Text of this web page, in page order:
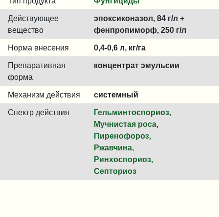
Действующее
вещество
эпоксиконазол, 84 г/л +
фенпропиморф, 250 г/л
Норма внесения 0,4-0,6 л, кг/га
Препаративная
форма
концентрат эмульсии
Механизм действия системный
Спектр действия
Гельминтоспориоз,
Мучнистая роса,
Пиренофороз,
Ржавчина,
Ринхоспориоз,
Септориоз